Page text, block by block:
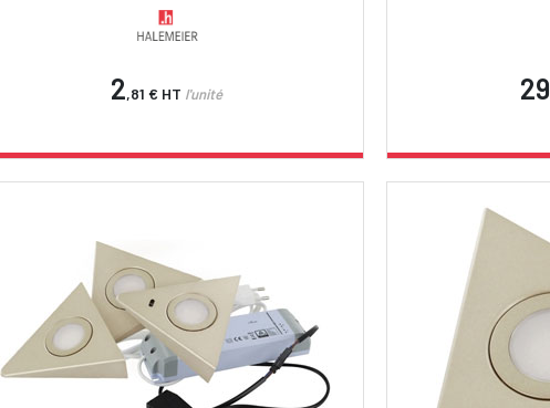
2,81 € HT l'unité 29